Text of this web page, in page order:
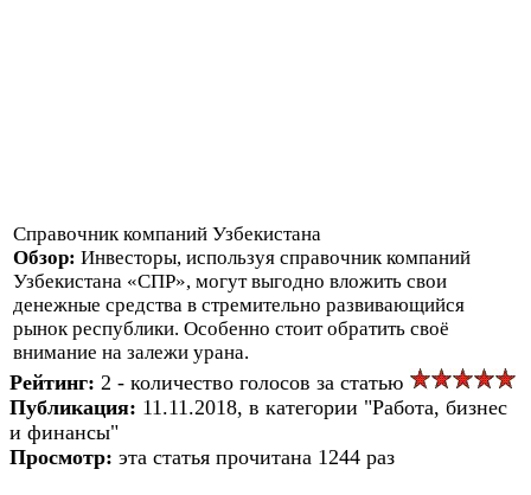
Справочник компаний Узбекистана
Обзор: Инвесторы, используя справочник компаний
Узбекистана «СПР», могут выгодно вложить свои
денежные средства в стремительно развивающийся
рынок республики. Особенно стоит обратить своё
внимание на залежи урана.
Рейтинг: 2 - количество голосов за статью
Публикация: 11.11.2018, в категории "Работа, бизнес
и финансы"
Просмотр: эта статья прочитана 1244 раз